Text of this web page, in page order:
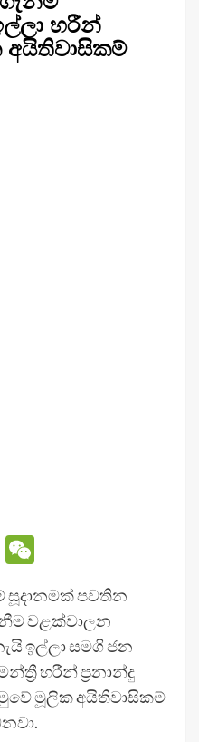
හරීන්
අයිතිවාසිකම්
Line
සූදානමක් පවතින
වළක්වාලන
ඉල්ලා සමගි ජන
හරීන් ප්‍රනාන්දු
මූලික අයිතිවාසිකම්